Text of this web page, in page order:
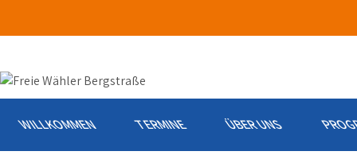
WILLKOMMEN TERMINE ÜBER UNS